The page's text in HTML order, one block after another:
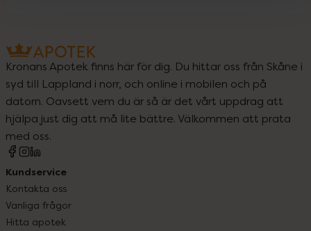
Kronans Apotek finns här för dig. Du hittar oss från Skåne i
syd till Lappland i norr, och online i mobilen och på
datorn. Oavsett vem du är så är det vårt uppdrag att
hjälpa just dig att må lite bättre. Välkommen att prata
med oss.
Kundservice
Kontakta oss
Vanliga frågor
Hitta apotek